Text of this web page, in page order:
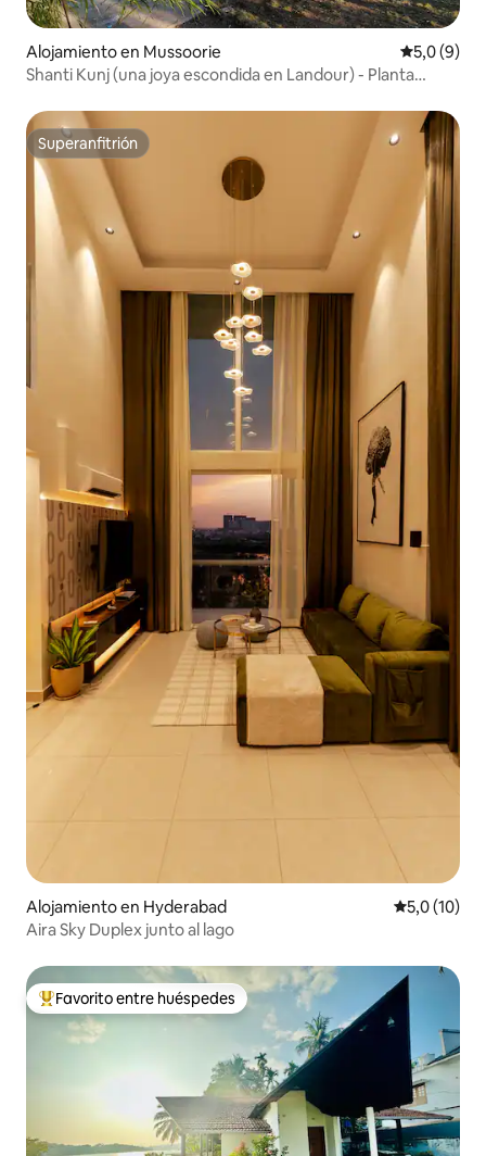
Alojamiento en Mussoorie
5,0 (9)
Shanti Kunj (una joya escondida en Landour) - Planta
Superanfitrión
Superanfitrión
Alojamiento en Hyderabad Calificación
5,0 (10)
Aira Sky Duplex junto al lago
Favorito entre los huéspedes más destacados
Favorito entre huéspedes